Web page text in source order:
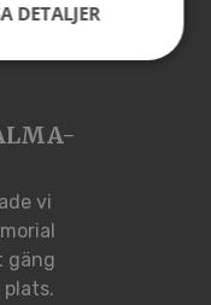
vi
gäng
DETALJER